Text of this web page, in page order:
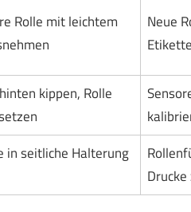
Rolle mit leichtem
Neue
kippen, Rolle
in seitliche Halterung